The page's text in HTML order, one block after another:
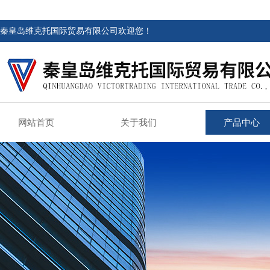
秦皇岛维克托国际贸易有限公司欢迎您！
网站首页 关于我们 产品中心